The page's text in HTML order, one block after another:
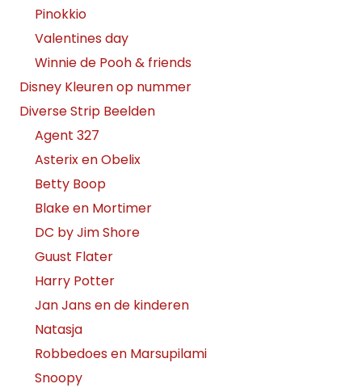
Pinokkio
Valentines day
Winnie de Pooh & friends
Disney Kleuren op nummer
Diverse Strip Beelden
Agent 327
Asterix en Obelix
Betty Boop
Blake en Mortimer
DC by Jim Shore
Guust Flater
Harry Potter
Jan Jans en de kinderen
Natasja
Robbedoes en Marsupilami
Snoopy